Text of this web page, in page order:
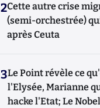
2Cette autre crise
(semi-orchestrée)
après Ceuta
3Le Point révèle ce
l'Elysée, Marianne
hacke l'Etat; Le